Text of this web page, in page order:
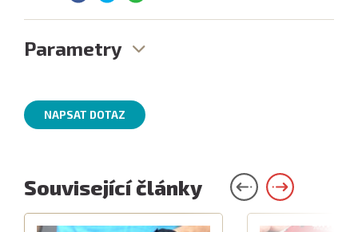
Parametry
NAPSAT DOTAZ
Související články